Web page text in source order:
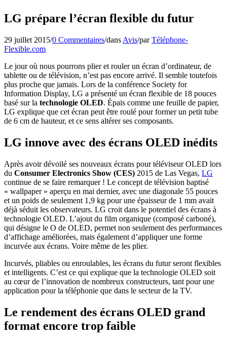
LG prépare l’écran flexible du futur
29 juillet 2015/0 Commentaires/dans Avis/parTéléphone-
Flexible.com
Le jour où nous pourrons plier et rouler un écran d’ordinateur, de
tablette ou de télévision, n’est pas encore arrivé. Il semble toutefois
plus proche que jamais. Lors de la conférence Society for
Information Display, LG a présenté un écran flexible de 18 pouces
basé sur la technologie OLED. Épais comme une feuille de papier,
LG explique que cet écran peut être roulé pour former un petit tube
de 6 cm de hauteur, et ce sens altérer ses composants.
LG innove avec des écrans OLED inédits
Après avoir dévoilé ses nouveaux écrans pour téléviseur OLED lors
du Consumer Electronics Show (CES) 2015 de Las Vegas, LG
continue de se faire remarquer ! Le concept de télévision baptisé
« wallpaper » aperçu en mai dernier, avec une diagonale 55 pouces
et un poids de seulement 1,9 kg pour une épaisseur de 1 mm avait
déjà séduit les observateurs. LG croit dans le potentiel des écrans à
technologie OLED. L’ajout du film organique (composé carboné),
qui désigne le O de OLED, permet non seulement des performances
d’affichage améliorées, mais également d’appliquer une forme
incurvée aux écrans. Voire même de les plier.
Incurvés, pliables ou enroulables, les écrans du futur seront flexibles
et intelligents. C’est ce qui explique que la technologie OLED soit
au cœur de l’innovation de nombreux constructeurs, tant pour une
application pour la téléphonie que dans le secteur de la TV.
Le rendement des écrans OLED grand
format encore trop faible